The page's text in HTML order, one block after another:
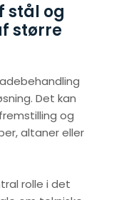
stål og
større
Det kan
og
altaner eller
rolle i det